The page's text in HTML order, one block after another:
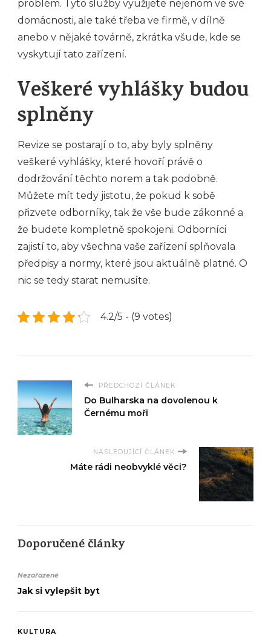
problém. Tyto služby využijete nejenom ve své
domácnosti, ale také třeba ve firmě, v dílně
anebo v nějaké továrně, zkrátka všude, kde se
vyskytují tato zařízení.
Veškeré vyhlášky budou
splněny
Revize se postarají o to, aby byly splněny
veškeré vyhlášky, které hovoří právě o
dodržování těchto norem a tak podobně.
Můžete mít tedy jistotu, že pokud k sobě
přizvete odborníky, tak že vše bude zákonné a
že budete kompletně spokojeni. Odborníci
zajistí to, aby všechna vaše zařízení splňovala
předpisy a normy, které jsou aktuálně platné. O
nic se tedy starat nemusíte.
4.2/5 - (9 votes)
PŘEDCHOZÍ ČLÁNEK
Do Bulharska na dovolenou k
Černému moři
NASLEDUJÍCÍ ČLÁNEK
Máte rádi neobvyklé věci?
Doporučené články
Nezařazené
Jak si vylepšit byt
KULTURA